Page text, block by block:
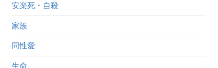
安楽死・自殺
家族
同性愛
生命